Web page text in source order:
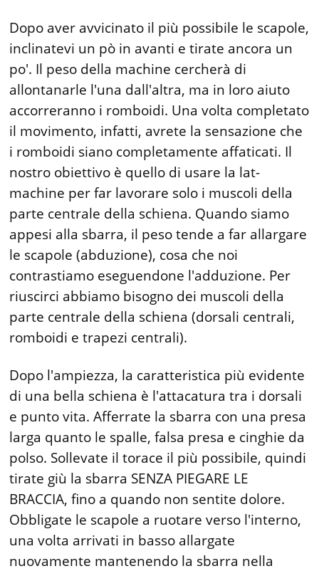
Dopo aver avvicinato il più possibile le scapole,
inclinatevi un pò in avanti e tirate ancora un
po'. Il peso della machine cercherà di
allontanarle l'una dall'altra, ma in loro aiuto
accorreranno i romboidi. Una volta completato
il movimento, infatti, avrete la sensazione che
i romboidi siano completamente affaticati. Il
nostro obiettivo è quello di usare la lat-
machine per far lavorare solo i muscoli della
parte centrale della schiena. Quando siamo
appesi alla sbarra, il peso tende a far allargare
le scapole (abduzione), cosa che noi
contrastiamo eseguendone l'adduzione. Per
riuscirci abbiamo bisogno dei muscoli della
parte centrale della schiena (dorsali centrali,
romboidi e trapezi centrali).
Dopo l'ampiezza, la caratteristica più evidente
di una bella schiena è l'attacatura tra i dorsali
e punto vita. Afferrate la sbarra con una presa
larga quanto le spalle, falsa presa e cinghie da
polso. Sollevate il torace il più possibile, quindi
tirate giù la sbarra SENZA PIEGARE LE
BRACCIA, fino a quando non sentite dolore.
Obbligate le scapole a ruotare verso l'interno,
una volta arrivati in basso allargate
nuovamente mantenendo la sbarra nella